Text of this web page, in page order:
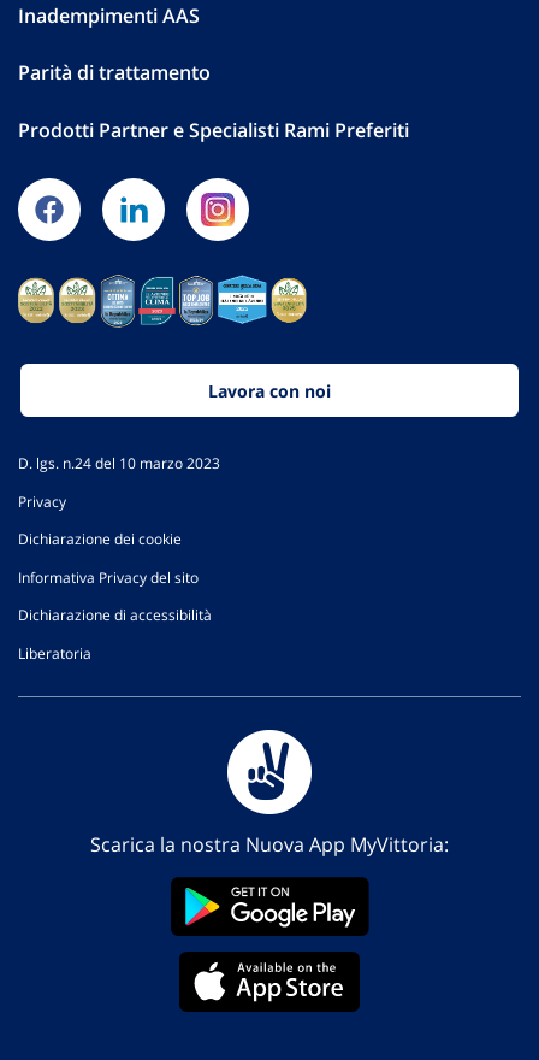
Inadempimenti AAS
Parità di trattamento
Prodotti Partner e Specialisti Rami Preferiti
Lavora con noi
D. lgs. n.24 del 10 marzo 2023
Privacy
Dichiarazione dei cookie
Informativa Privacy del sito
Dichiarazione di accessibilità
Liberatoria
Scarica la nostra Nuova App MyVittoria: